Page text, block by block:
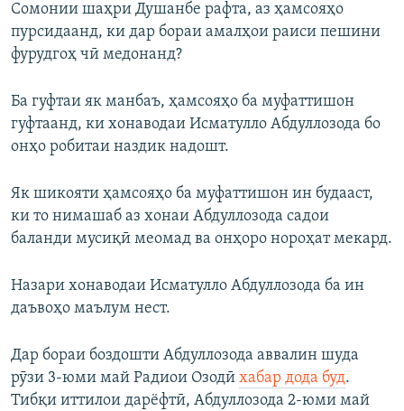
Сомонии шаҳри Душанбе рафта, аз ҳамсояҳо
пурсидаанд, ки дар бораи амалҳои раиси пешини
фурудгоҳ чӣ медонанд?
Ба гуфтаи як манбаъ, ҳамсояҳо ба муфаттишон
гуфтаанд, ки хонаводаи Исматулло Абдуллозода бо
онҳо робитаи наздик надошт.
Як шикояти ҳамсояҳо ба муфаттишон ин будааст,
ки то нимашаб аз хонаи Абдуллозода садои
баланди мусиқӣ меомад ва онҳоро нороҳат мекард.
Назари хонаводаи Исматулло Абдуллозода ба ин
даъвоҳо маълум нест.
Дар бораи боздошти Абдуллозода аввалин шуда
рӯзи 3-юми май Радиои Озодӣ хабар дода буд.
Тибқи иттилои дарёфтӣ, Абдуллозода 2-юми май